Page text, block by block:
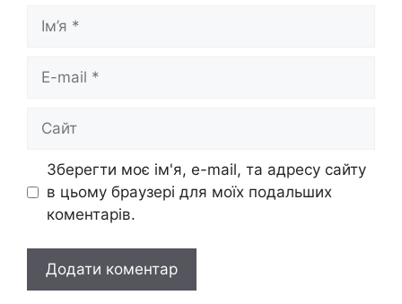
mail
Зберегти моє ім'я, e-mail, та адресу сайту
в цьому браузері для моїх подальших
коментарів.